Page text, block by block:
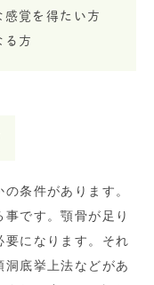
感覚を得たい方
る方
条件があります。
です。顎骨が足り
要になります。それ
底挙上法などがあ